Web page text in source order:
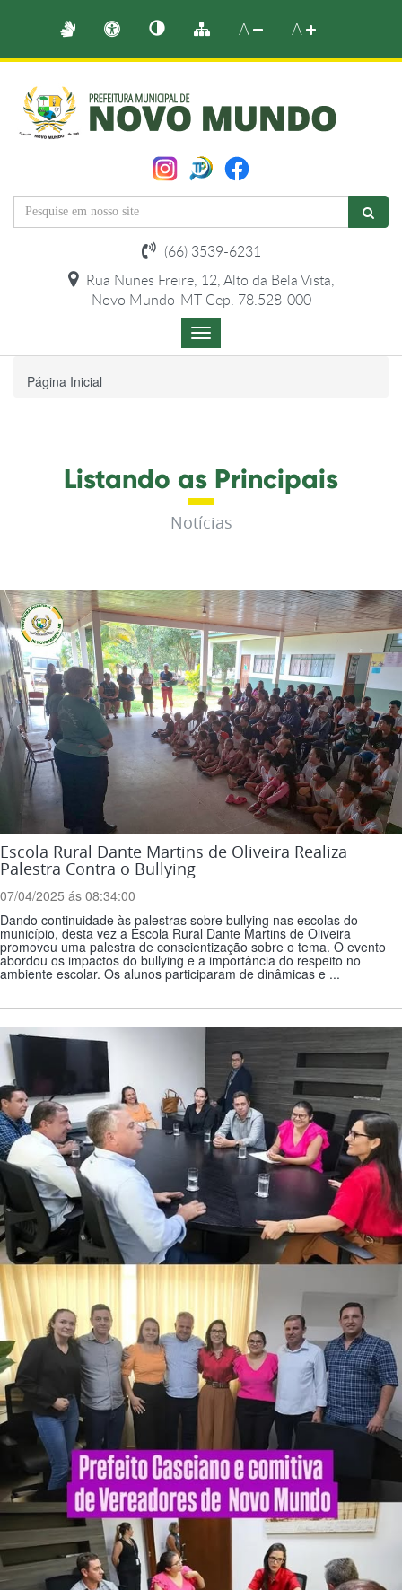
A A
(66) 3539-6231
Rua Nunes Freire, 12, Alto da Bela Vista,
Novo Mundo-MT Cep. 78.528-000
Menu
de
Página Inicial
Listando as Principais
Notícias
Escola Rural Dante Martins de Oliveira Realiza
Palestra Contra o Bullying
07/04/2025 ás 08:34:00
Dando continuidade às palestras sobre bullying nas escolas do
município, desta vez a Escola Rural Dante Martins de Oliveira
promoveu uma palestra de conscientização sobre o tema. O evento
abordou os impactos do bullying e a importância do respeito no
ambiente escolar. Os alunos participaram de dinâmicas e ...